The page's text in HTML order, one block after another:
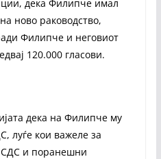
дека Филипче имал
ново раководство,
Филипче и неговиот
120.000 гласови.
дека на Филипче му
луѓе кои важеле за
СДС и поранешни